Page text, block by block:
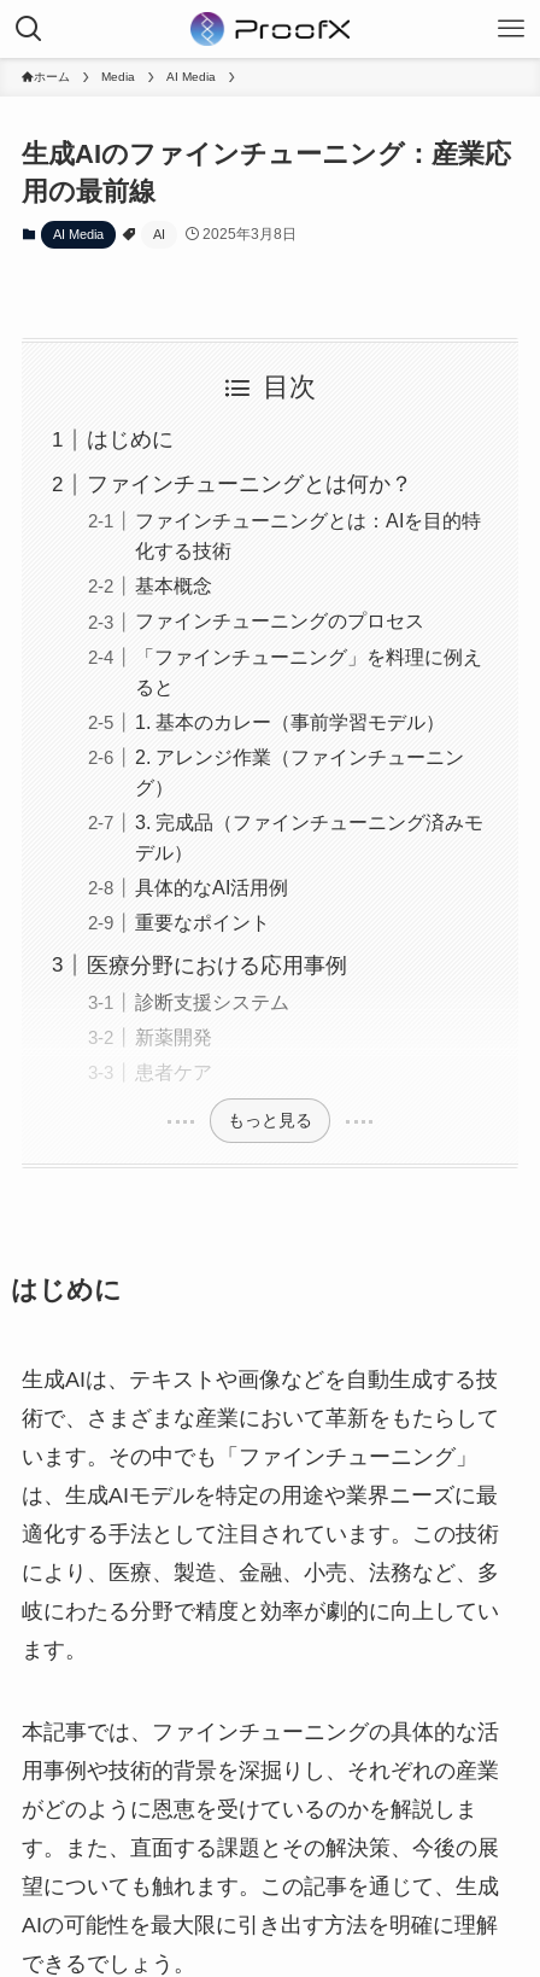
ホーム Media AI Media
生成AIのファインチューニング：産業応
用の最前線
AI Media AI 2025年3月8日
目次
はじめに
ファインチューニングとは何か？
ファインチューニングとは：AIを目的特
化する技術
基本概念
ファインチューニングのプロセス
「ファインチューニング」を料理に例え
ると
1. 基本のカレー（事前学習モデル）
2. アレンジ作業（ファインチューニン
グ）
3. 完成品（ファインチューニング済みモ
デル）
具体的なAI活用例
重要なポイント
医療分野における応用事例
診断支援システム
新薬開発
患者ケア
もっと見る
はじめに
生成AIは、テキストや画像などを自動生成する技
術で、さまざまな産業において革新をもたらして
います。その中でも「ファインチューニング」
は、生成AIモデルを特定の用途や業界ニーズに最
適化する手法として注目されています。この技術
により、医療、製造、金融、小売、法務など、多
岐にわたる分野で精度と効率が劇的に向上してい
ます。
本記事では、ファインチューニングの具体的な活
用事例や技術的背景を深掘りし、それぞれの産業
がどのように恩恵を受けているのかを解説しま
す。また、直面する課題とその解決策、今後の展
望についても触れます。この記事を通じて、生成
AIの可能性を最大限に引き出す方法を明確に理解
できるでしょう。